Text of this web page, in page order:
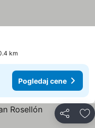
km
Pogledaj cene
Deli